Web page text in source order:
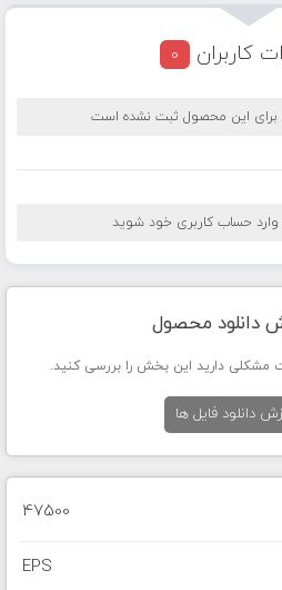
کاربران 0
برای این محصول ثبت نشده است
وارد حساب کاربری خود شوید
دانلود محصول
مشکلی دارید این بخش را بررسی کنید.
دانلود فایل ها
47500
EPS